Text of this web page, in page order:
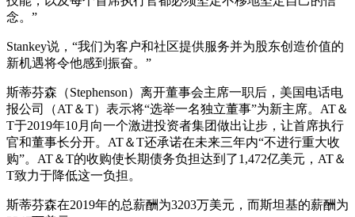
念。”
Stankey说，“我们为客户和社区提供服务并为股东创造价值的
新机遇将令他感到振奋。”
斯蒂芬森（Stephenson）离开董事会主席一职后，美国电话电
报公司（AT＆T）表示将“选举一名独立董事”为新主席。AT＆
T于2019年10月向一个激进投资者集团做出让步，让首席执行
官和董事长分开。AT＆T还承诺在未来三年内“不进行重大收
购”。AT＆T的收购使长期债务负担达到了1,472亿美元，AT＆
T致力于降低这一负担。
斯蒂芬森在2019年的总薪酬为3203万美元，而斯坦基的薪酬为